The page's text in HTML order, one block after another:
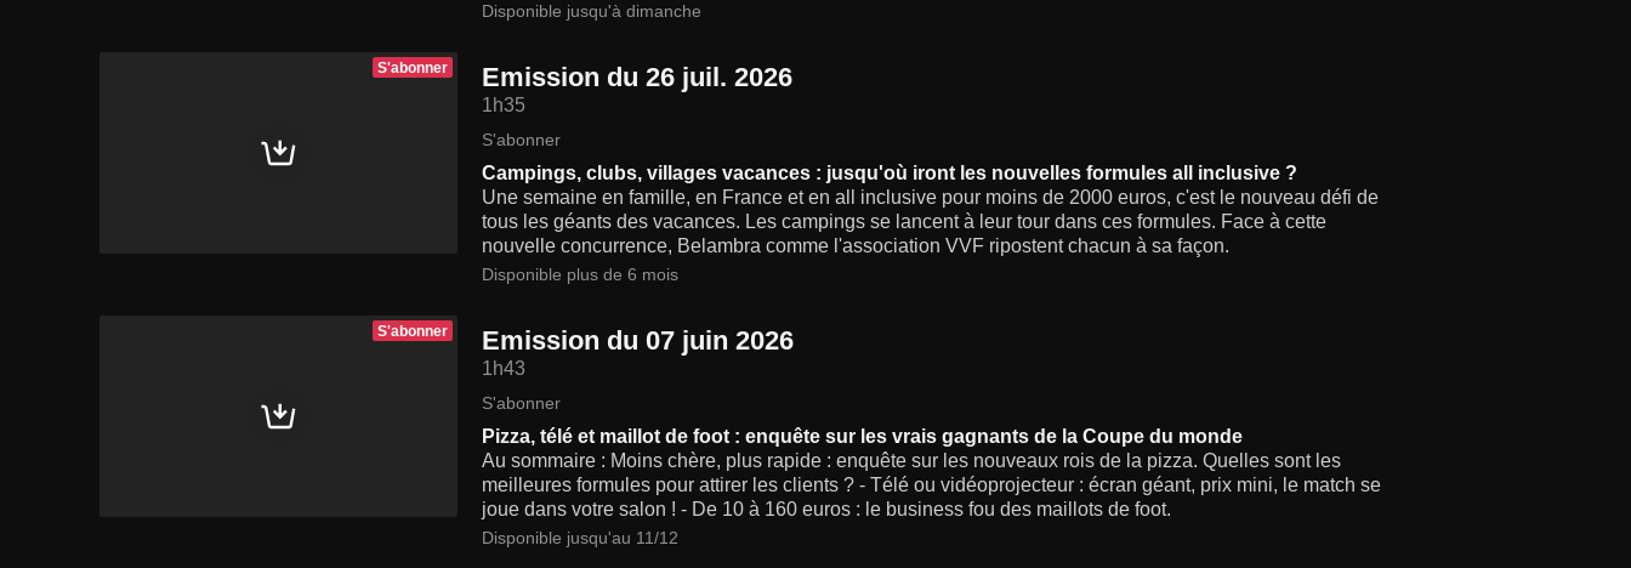
Disponible jusqu'à dimanche
S'abonner Emission du 26 juil. 2026
1h35
S'abonner
Campings, clubs, villages vacances : jusqu'où iront les nouvelles formules all inclusive ?
Une semaine en famille, en France et en all inclusive pour moins de 2000 euros, c'est le nouveau défi de
tous les géants des vacances. Les campings se lancent à leur tour dans ces formules. Face à cette
nouvelle concurrence, Belambra comme l'association VVF ripostent chacun à sa façon.
Disponible plus de 6 mois
S'abonner Emission du 07 juin 2026
1h43
S'abonner
Pizza, télé et maillot de foot : enquête sur les vrais gagnants de la Coupe du monde
Au sommaire : Moins chère, plus rapide : enquête sur les nouveaux rois de la pizza. Quelles sont les
meilleures formules pour attirer les clients ? - Télé ou vidéoprojecteur : écran géant, prix mini, le match se
joue dans votre salon ! - De 10 à 160 euros : le business fou des maillots de foot.
Disponible jusqu'au 11/12